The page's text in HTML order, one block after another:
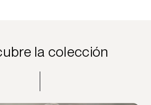
la colección